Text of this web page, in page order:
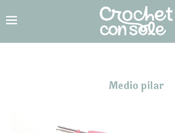
Medio pilar